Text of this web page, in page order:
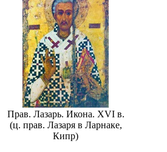
Прав. Лазарь. Икона. XVI в.
(ц. прав. Лазаря в Ларнаке,
Кипр)